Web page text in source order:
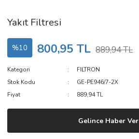
Yakıt Filtresi
%10 800,95 TL 889,94 TL
Kategori
FILTRON
Stok Kodu
GE-PE946/7-2X
Fiyat
889,94 TL
Gelince Haber Ver